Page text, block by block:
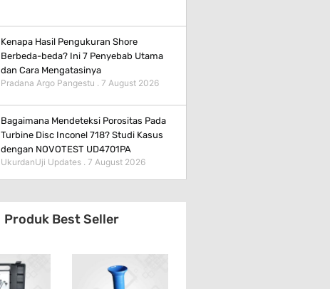
Kenapa Hasil Pengukuran Shore
Berbeda-beda? Ini 7 Penyebab Utama
dan Cara Mengatasinya
Pradana Argo Pangestu
7 August 2026
Bagaimana Mendeteksi Porositas Pada
Turbine Disc Inconel 718? Studi Kasus
dengan NOVOTEST UD4701PA
UkurdanUji Updates 7 August 2026
Produk Best Seller